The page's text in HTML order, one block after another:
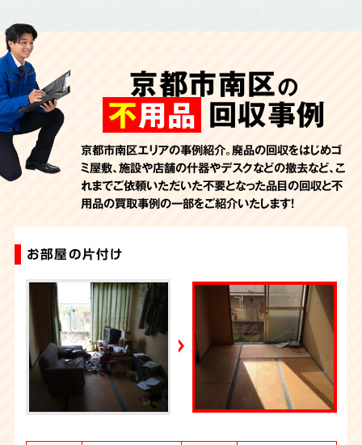
京都市南区の
不用品 回収事例
京都市南区エリアの事例紹介。廃品の回収をはじめゴ
ミ屋敷、施設や店舗の什器やデスクなどの撤去など、こ
れまでご依頼いただいた不要となった品目の回収と不
用品の買取事例の一部をご紹介いたします！
お部屋の片付け
不用品回収
不用品回収
不用品回収